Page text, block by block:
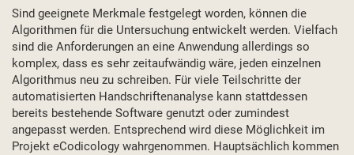
Sind geeignete Merkmale festgelegt worden, können die
Algorithmen für die Untersuchung entwickelt werden. Vielfach
sind die Anforderungen an eine Anwendung allerdings so
komplex, dass es sehr zeitaufwändig wäre, jeden einzelnen
Algorithmus neu zu schreiben. Für viele Teilschritte der
automatisierten Handschriftenanalyse kann stattdessen
bereits bestehende Software genutzt oder zumindest
angepasst werden. Entsprechend wird diese Möglichkeit im
Projekt eCodicology wahrgenommen. Hauptsächlich kommen